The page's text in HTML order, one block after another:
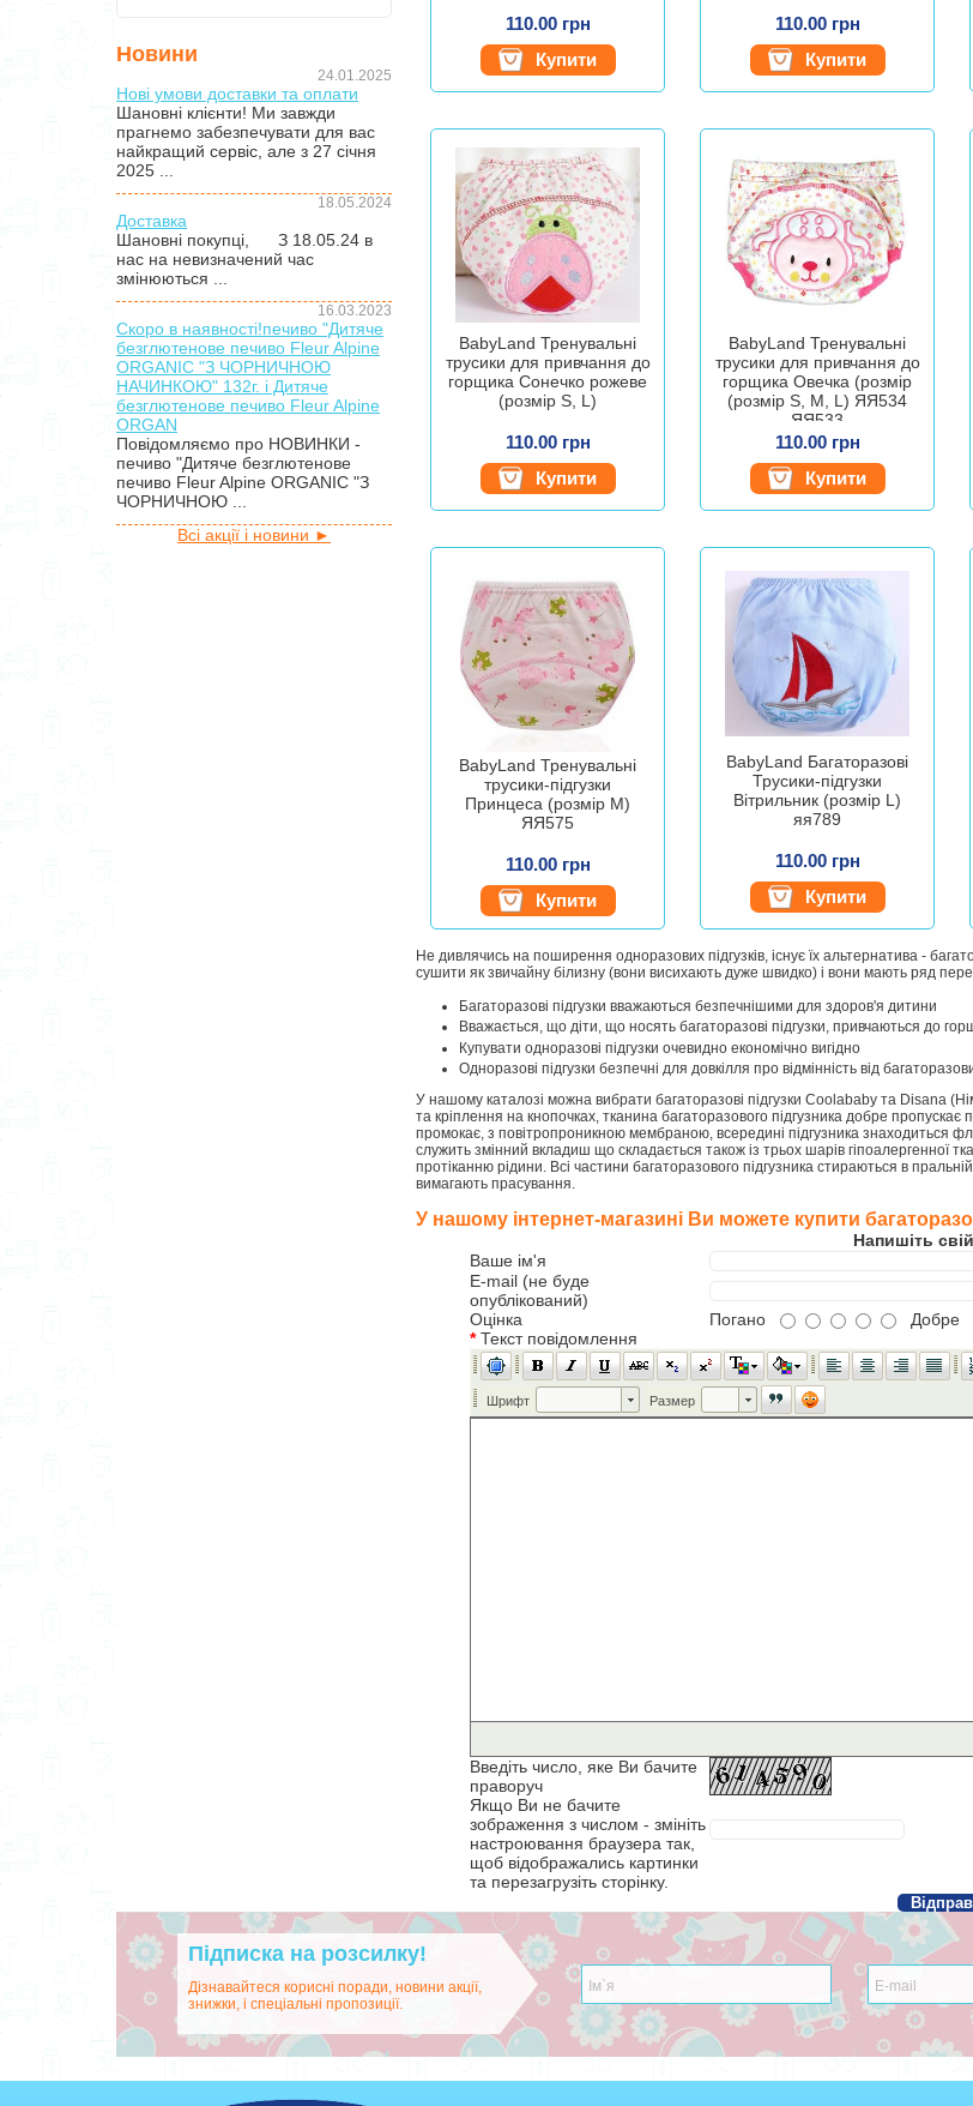
Новини
24.01.2025
Нові умови доставки та оплати
Шановні клієнти! Ми завжди
прагнемо забезпечувати для вас
найкращий сервіс, але з 27 січня
2025 ...
18.05.2024
Доставка
Шановні покупці, З 18.05.24 в
нас на невизначений час
змінюються ...
16.03.2023
Скоро в наявності!печиво "Дитяче
безглютенове печиво Fleur Alpine
ORGANIC "З ЧОРНИЧНОЮ
НАЧИНКОЮ" 132г. і Дитяче
безглютенове печиво Fleur Alpine
ORGAN
Повідомляємо про НОВИНКИ -
печиво "Дитяче безглютенове
печиво Fleur Alpine ORGANIC "З
ЧОРНИЧНОЮ ...
Всі акції і новини ►
110.00 грн
Купити
110.00 грн
Купити
BabyLand Тренувальні
трусики для привчання до
горщика Сонечко рожеве
(розмір S, L)
110.00 грн
Купити
BabyLand Тренувальні
трусики для привчання до
горщика Овечка (розмір
(розмір S, М, L) ЯЯ534
ЯЯ533
110.00 грн
Купити
BabyLand Тренувальні
трусики-підгузки
Принцеса (розмір M)
ЯЯ575
110.00 грн
Купити
BabyLand Багаторазові
Трусики-підгузки
Вітрильник (розмір L)
яя789
110.00 грн
Купити
Не дивлячись на поширення одноразових підгузків, існує їх альтернатива -
сушити як звичайну білизну (вони висихають дуже швидко) і вони мають ряд
Багаторазові підгузки вважаються безпечнішими для здоров'я дитини
Вважається, що діти, що носять багаторазові підгузки, привчаються до
Купувати одноразові підгузки очевидно економічно вигідно
Одноразові підгузки безпечні для довкілля про відмінність від
У нашому каталозі можна вибрати багаторазові підгузки Coolababy та Disana
та кріплення на кнопочках, тканина багаторазового підгузника добре
промокає, з повітропроникною мембраною, всередині підгузника знаходиться
служить змінний вкладиш що складається також із трьох шарів гіпоалергенної
протіканню рідини. Всі частини багаторазового підгузника стираються в
вимагають прасування.
У нашому інтернет-магазині Ви можете купити
Напишіть
Ваше ім'я
E-mail (не буде
опублікований)
Оцінка
Погано
Добре
*Текст повідомлення
Шрифт Размер
Введіть число, яке Ви бачите
праворуч
Якщо Ви не бачите
зображення з числом - змініть
настроювання браузера так,
щоб відображались картинки
та перезагрузіть сторінку.
Підписка на розсилку!
Дізнавайтеся корисні поради, новини акції,
знижки, і спеціальні пропозиції.